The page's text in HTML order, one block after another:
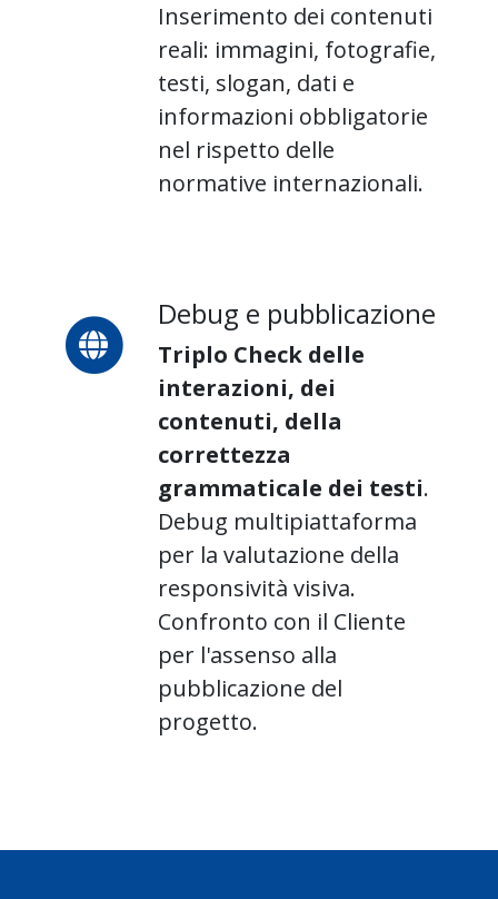
Inserimento dei contenuti
reali: immagini, fotografie,
testi, slogan, dati e
informazioni obbligatorie
nel rispetto delle
normative internazionali.
Debug e pubblicazione
Triplo Check delle
interazioni, dei
contenuti, della
correttezza
grammaticale dei testi.
Debug multipiattaforma
per la valutazione della
responsività visiva.
Confronto con il Cliente
per l'assenso alla
pubblicazione del
progetto.